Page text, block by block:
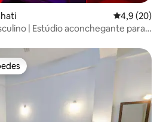
4,9 de uma
4,9 (20)
| Estúdio aconchegante para
dos hóspedes